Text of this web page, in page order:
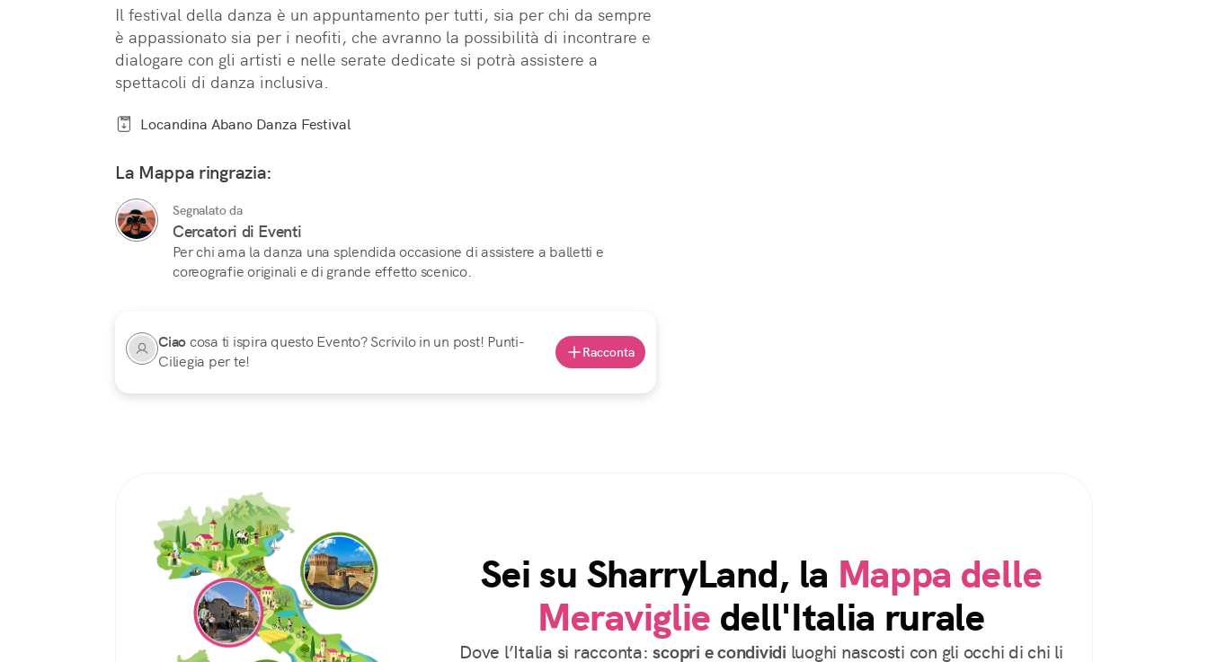
Il festival della danza è un appuntamento per tutti, sia per chi da sempre
è appassionato sia per i neofiti, che avranno la possibilità di incontrare e
dialogare con gli artisti e nelle serate dedicate si potrà assistere a
spettacoli di danza inclusiva.
Locandina Abano Danza Festival
La Mappa ringrazia:
Segnalato da
Cercatori di Eventi
Per chi ama la danza una splendida occasione di assistere a balletti e
coreografie originali e di grande effetto scenico.
Ciaocosa ti ispira questo Evento? Scrivilo in un post! Punti-
Ciliegia per te!
Racconta
Sei su SharryLand, la Mappa delle
Meraviglie dell'Italia rurale
Dove l’Italia si racconta:scopri e condividi luoghi nascosti con gli occhi di chi li